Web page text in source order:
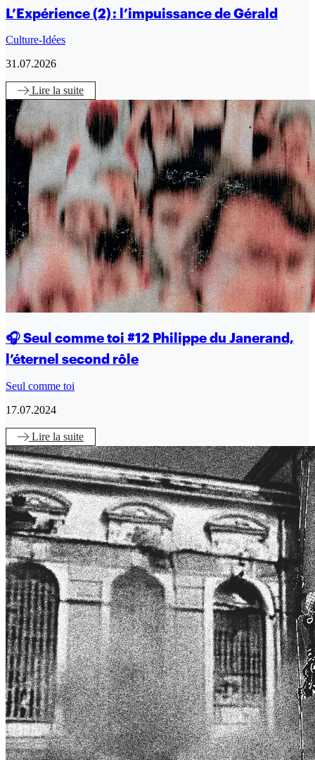
L’Expérience (2) : l’impuissance de Gérald
Culture-Idées
31.07.2026
Lire la suite
🎧 Seul comme toi #12 Philippe du Janerand,
l’éternel second rôle
Seul comme toi
17.07.2024
Lire la suite